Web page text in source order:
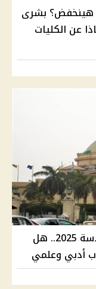
هينخفض؟ بشرى
عن الكليات
توقعات تنسيق الكليات الطب والهندسة 2025.. هل
أدبي وعلمي